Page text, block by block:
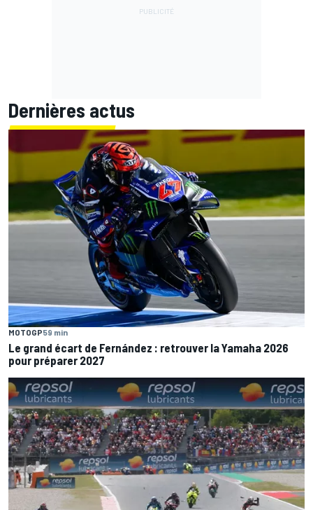
Dernières actus
MOTOGP59 min
Le grand écart de Fernández : retrouver la Yamaha 2026
pour préparer 2027